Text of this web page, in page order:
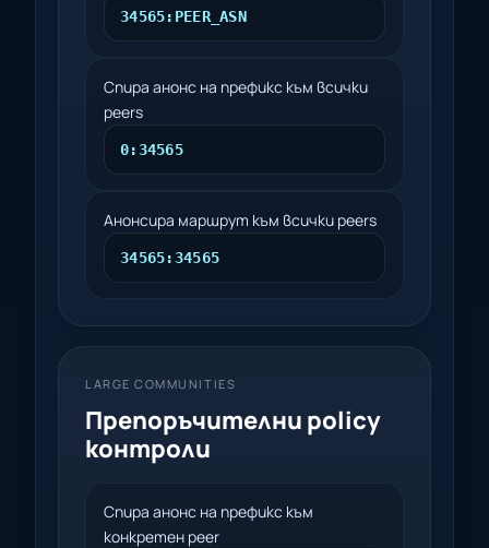
34565:PEER_ASN
Спира анонс на префикс към всички
peers
0:34565
Анонсира маршрут към всички peers
34565:34565
LARGE COMMUNITIES
Препоръчителни policy
контроли
Спира анонс на префикс към
конкретен peer